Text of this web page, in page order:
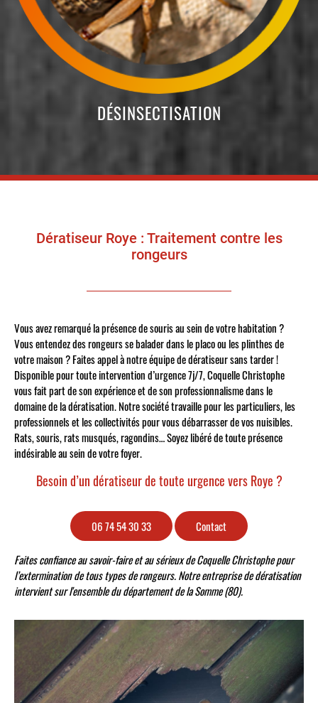
DÉSINSECTISATION
Dératiseur Roye : Traitement contre les
rongeurs
Vous avez remarqué la présence de souris au sein de votre habitation ?
Vous entendez des rongeurs se balader dans le placo ou les plinthes de
votre maison ? Faites appel à notre équipe de dératiseur sans tarder !
Disponible pour toute intervention d’urgence 7j/7, Coquelle Christophe
vous fait part de son expérience et de son professionnalisme dans le
domaine de la dératisation. Notre société travaille pour les particuliers, les
professionnels et les collectivités pour vous débarrasser de vos nuisibles.
Rats, souris, rats musqués, ragondins… Soyez libéré de toute présence
indésirable au sein de votre foyer.
Besoin d’un dératiseur de toute urgence vers Roye ?
06 74 54 30 33 Contact
Faites confiance au savoir-faire et au sérieux de Coquelle Christophe pour
l’extermination de tous types de rongeurs. Notre entreprise de dératisation
intervient sur l'ensemble du département de la Somme (80).